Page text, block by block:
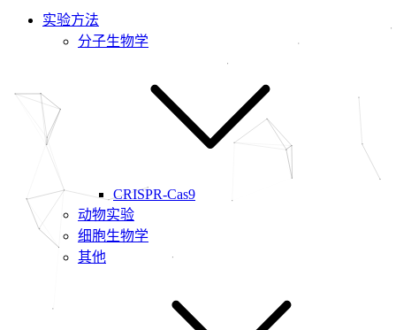
实验方法
分子生物学
CRISPR-Cas9
动物实验
细胞生物学
其他